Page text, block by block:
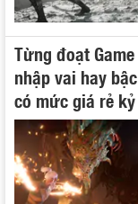
Từng đoạt
nhập vai hay
có mức giá rẻ